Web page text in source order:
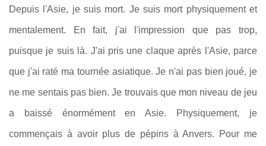
Depuis l'Asie, je suis mort. Je suis mort physiquement et
mentalement. En fait, j'ai l'impression que pas trop,
puisque je suis là. J'ai pris une claque après l'Asie, parce
que j'ai raté ma tournée asiatique. Je n'ai pas bien joué, je
ne me sentais pas bien. Je trouvais que mon niveau de jeu
a baissé énormément en Asie. Physiquement, je
commençais à avoir plus de pépins à Anvers. Pour me